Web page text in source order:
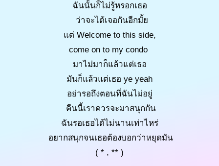
ฉันนั้นก็ไม่รู้หรอกเธอ
ว่าจะได้เจอกันอีกมั้ย
แต่ Welcome to this side,
come on to my condo
มาไม่มาก็แล้วแต่เธอ
มันก็แล้วแต่เธอ ye yeah
อย่ารอถึงตอนที่ฉันไม่อยู่
คืนนี้เราควรจะมาสนุกกัน
ฉันรอเธอได้ไม่นานเท่าไหร่
อยากสนุกจนเธอต้องบอกว่าหยุดมัน
( * , ** )